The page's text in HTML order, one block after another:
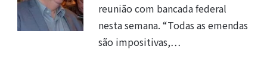
reunião com bancada federal
nesta semana. “Todas as emendas
são impositivas,…